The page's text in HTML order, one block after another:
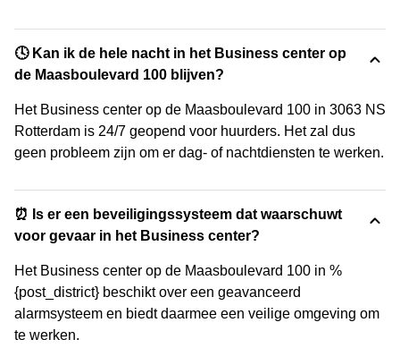
🕓 Kan ik de hele nacht in het Business center op
de Maasboulevard 100 blijven?
Het Business center op de Maasboulevard 100 in 3063 NS
Rotterdam is 24/7 geopend voor huurders. Het zal dus
geen probleem zijn om er dag- of nachtdiensten te werken.
⏰ Is er een beveiligingssysteem dat waarschuwt
voor gevaar in het Business center?
Het Business center op de Maasboulevard 100 in %
{post_district} beschikt over een geavanceerd
alarmsysteem en biedt daarmee een veilige omgeving om
te werken.